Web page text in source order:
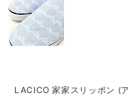
LACICO 家家スリッポン (